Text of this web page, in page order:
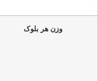
وزن هر بلوک